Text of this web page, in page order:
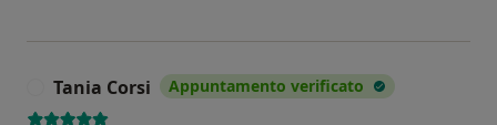
Tania Corsi Appuntamento verificato